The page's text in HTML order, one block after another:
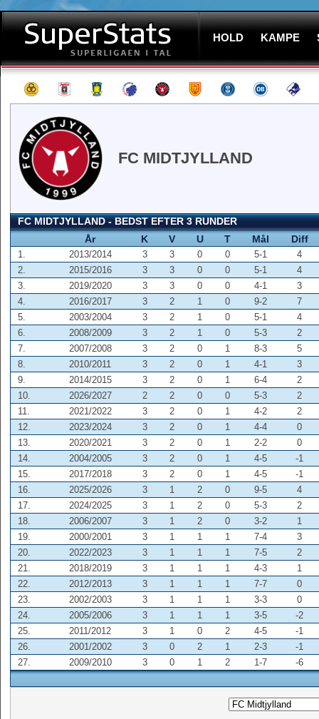
HOLD KAMPE
FC MIDTJYLLAND
FC MIDTJYLLAND - BEDST EFTER 3 RUNDER
År
K V U T Mål Diff
1. 2013/2014 3 3 0 0 5-1
4
2.
2015/2016 3 3 0 0 5-1
4
3.
2019/2020 3 3 0 0 4-1
3
4.
2016/2017 3 2 1 0 9-2
7
5.
2003/2004 3 2 1 0 5-1
4
6.
2008/2009 3 2 1 0 5-3
2
7.
2007/2008 3 2 0 1 8-3
5
8.
2010/2011 3 2 0 1 4-1
3
9.
2014/2015 3 2 0 1 6-4
2
10.
2026/2027 2 2 0 0 5-3
2
11.
2021/2022 3 2 0 1 4-2
2
12.
2023/2024 3 2 0 1 4-4
0
13.
2020/2021 3 2 0 1 2-2
0
14.
2004/2005 3 2 0 1 4-5
-1
15.
2017/2018 3 2 0 1 4-5
-1
16.
2025/2026 3 1 2 0 9-5
4
17.
2024/2025 3 1 2 0 5-3
2
18.
2006/2007 3 1 2 0 3-2
1
19.
2000/2001 3 1 1 1 7-4
3
20.
2022/2023 3 1 1 1 7-5
2
21.
2018/2019 3 1 1 1 4-3
1
22.
2012/2013 3 1 1 1 7-7
0
23.
2002/2003 3 1 1 1 3-3
0
24.
2005/2006 3 1 1 1 3-5
-2
25.
2011/2012 3 1 0 2 4-5
-1
26.
2001/2002 3 0 2 1 2-3
-1
27.
2009/2010 3 0 1 2 1-7 -6